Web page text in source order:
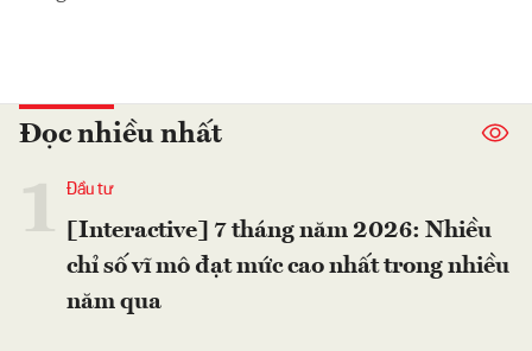
Đọc nhiều nhất
Đầu tư
[Interactive] 7 tháng năm 2026: Nhiều
chỉ số vĩ mô đạt mức cao nhất trong nhiều
năm qua